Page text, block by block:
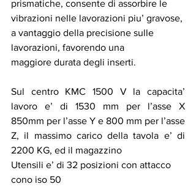
prismatiche, consente di assorbire le
vibrazioni nelle lavorazioni piu’ gravose,
a vantaggio della precisione sulle
lavorazioni, favorendo una
maggiore durata degli inserti.
Sul centro KMC 1500 V la capacita’
lavoro e’ di 1530 mm per l’asse X
850mm per l’asse Y e 800 mm per l’asse
Z, il massimo carico della tavola e’ di
2200 KG, ed il magazzino
Utensili e’ di 32 posizioni con attacco
cono iso 50